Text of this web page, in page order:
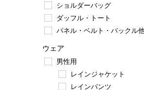
ショルダーバッグ
ダッフル・トート
パネル・ベルト・バックル
ウェア
男性用
レインジャケット
レインパンツ